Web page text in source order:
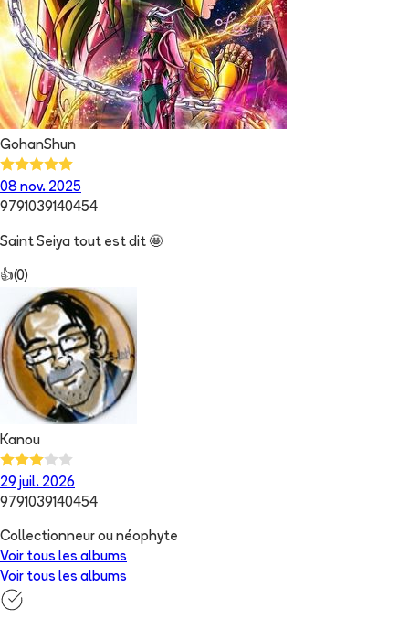
GohanShun
08 nov. 2025
9791039140454
Saint Seiya tout est dit 🤩
👍(0)
Kanou
29 juil. 2026
9791039140454
Collectionneur ou néophyte
Voir tous les albums
Voir tous les albums